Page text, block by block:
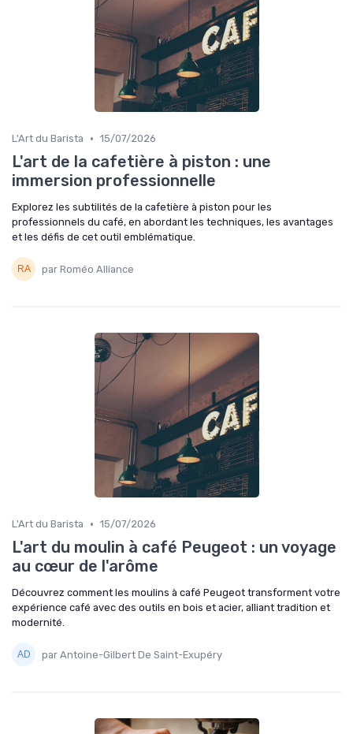
L'Art du Barista • 15/07/2026
L'art de la cafetière à piston : une
immersion professionnelle
Explorez les subtilités de la cafetière à piston pour les
professionnels du café, en abordant les techniques, les avantages
et les défis de cet outil emblématique.
par Roméo Alliance
L'Art du Barista • 15/07/2026
L'art du moulin à café Peugeot : un voyage
au cœur de l'arôme
Découvrez comment les moulins à café Peugeot transforment votre
expérience café avec des outils en bois et acier, alliant tradition et
modernité.
par Antoine-Gilbert De Saint-Exupéry